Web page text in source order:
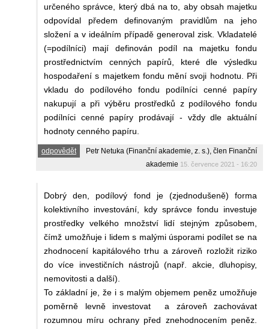
určeného správce, který dbá na to, aby obsah majetku
odpovídal předem definovaným pravidlům na jeho
složení a v ideálním případě generoval zisk. Vkladatelé
(=podílníci) mají definován podíl na majetku fondu
prostřednictvím cenných papírů, které dle výsledku
hospodaření s majetkem fondu mění svoji hodnotu. Při
vkladu do podílového fondu podílníci cenné papíry
nakupují a při výběru prostředků z podílového fondu
podílníci cenné papíry prodávají - vždy dle aktuální
hodnoty cenného papíru.
odpovědět
Petr Netuka (Finanční akademie, z. s.), člen Finanční
akademie 15. července 2021 - 16:20
Dobrý den, podílový fond je (zjednodušeně) forma
kolektivního investování, kdy správce fondu investuje
prostředky velkého množství lidí stejným způsobem,
čímž umožňuje i lidem s malými úsporami podílet se na
zhodnocení kapitálového trhu a zároveň rozložit riziko
do více investičních nástrojů (např. akcie, dluhopisy,
nemovitosti a další).
To základní je, že i s malým objemem peněz umožňuje
poměrně levně investovat a zároveň zachovávat
rozumnou míru ochrany před znehodnocením peněz.